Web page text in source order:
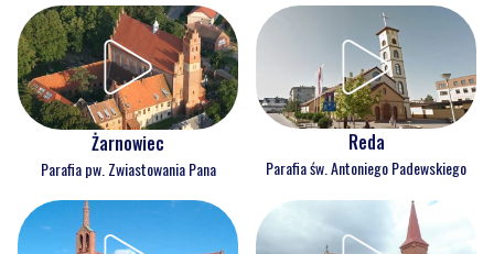
Żarnowiec
Parafia pw. Zwiastowania Pana
Reda
Parafia św. Antoniego Padewskiego